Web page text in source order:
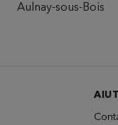
18.31
95100
Aulnay-sous-Bois